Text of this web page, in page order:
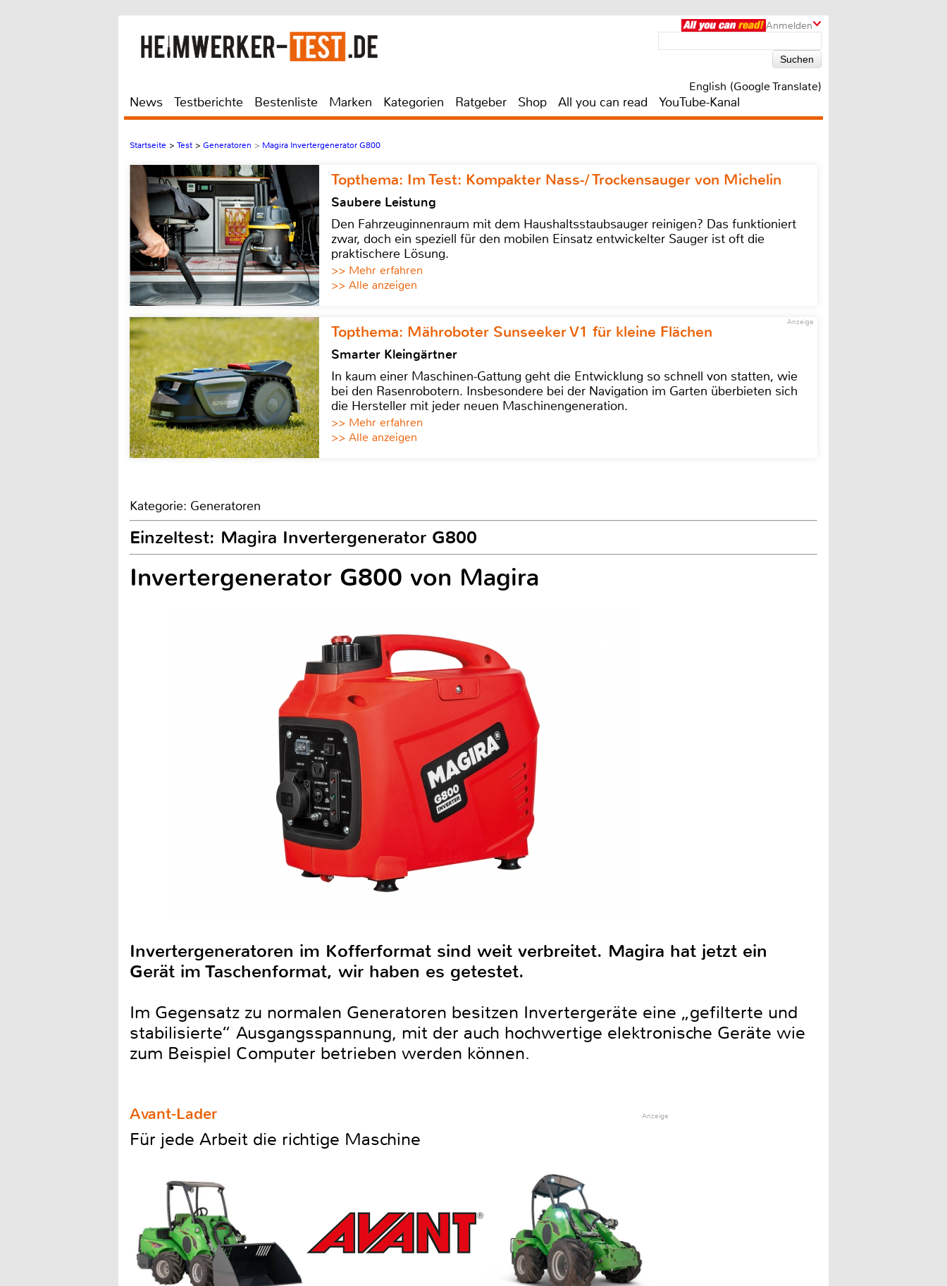
Anmelden
English (Google Translate)
News Testberichte Bestenliste Marken Kategorien Ratgeber Shop All you can read YouTube-Kanal
Startseite > Test > Generatoren > Magira Invertergenerator G800
Topthema: Im Test: Kompakter Nass-/ Trockensauger von Michelin
Saubere Leistung
Den Fahrzeuginnenraum mit dem Haushaltsstaubsauger reinigen? Das funktioniert
zwar, doch ein speziell für den mobilen Einsatz entwickelter Sauger ist oft die
praktischere Lösung.
>> Mehr erfahren
>> Alle anzeigen
Anzeige
Topthema: Mähroboter Sunseeker V1 für kleine Flächen
Smarter Kleingärtner
In kaum einer Maschinen-Gattung geht die Entwicklung so schnell von statten, wie
bei den Rasenrobotern. Insbesondere bei der Navigation im Garten überbieten sich
die Hersteller mit jeder neuen Maschinengeneration.
>> Mehr erfahren
>> Alle anzeigen
Kategorie: Generatoren
Einzeltest: Magira Invertergenerator G800
Invertergenerator G800 von Magira
Invertergeneratoren im Kofferformat sind weit verbreitet. Magira hat jetzt ein
Gerät im Taschenformat, wir haben es getestet.
Im Gegensatz zu normalen Generatoren besitzen Invertergeräte eine „gefilterte und
stabilisierte“ Ausgangsspannung, mit der auch hochwertige elektronische Geräte wie
zum Beispiel Computer betrieben werden können.
Anzeige
Avant-Lader
Für jede Arbeit die richtige Maschine